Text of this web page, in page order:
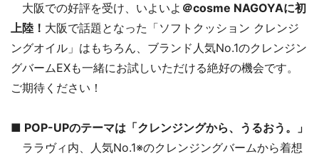
大阪での好評を受け、いよいよ ＠cosme NAGOYAに初
上陸！ 大阪で話題となった「ソフトクッション クレンジ
ングオイル」はもちろん、ブランド人気No.1のクレンジン
グバームEXも一緒にお試しいただける絶好の機会です。
ご期待ください！
■ POP-UPのテーマは「クレンジングから、うるおう。」
ララヴィ内、人気No.1※のクレンジングバームから着想